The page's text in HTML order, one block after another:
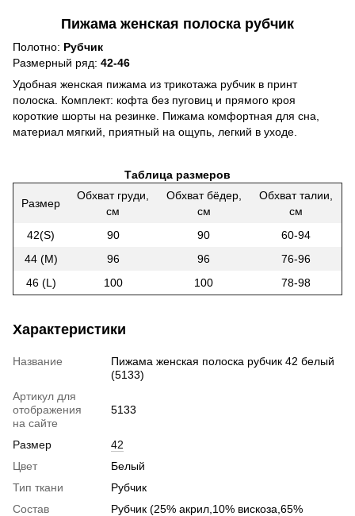
Пижама женская полоска рубчик
Полотно: Рубчик
Размерный ряд: 42-46
Удобная женская пижама из трикотажа рубчик в принт
полоска. Комплект: кофта без пуговиц и прямого кроя
короткие шорты на резинке. Пижама комфортная для сна,
материал мягкий, приятный на ощупь, легкий в уходе.
Таблица размеров
Размер
Обхват груди,
см
Обхват бёдер,
см
Обхват талии,
см
42(S)
90 90
60-94
44 (M)
96 96
76-96
46 (L)
100 100 78-98
Характеристики
Название
Пижама женская полоска рубчик 42 белый
(5133)
Артикул для
отображения
на сайте
5133
Размер
42
Цвет
Белый
Тип ткани
Рубчик
Состав
Рубчик (25% акрил,10% вискоза,65%